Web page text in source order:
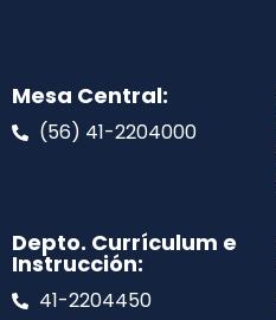
Mesa Central:
(56) 41-2204000
Depto. Currículum e
Instrucción:
41-2204450